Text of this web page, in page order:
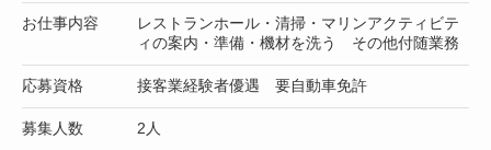
お仕事内容
レストランホール・清掃・マリンアクティビテ
ィの案内・準備・機材を洗う その他付随業務
応募資格 接客業経験者優遇 要自動車免許
募集人数 2人